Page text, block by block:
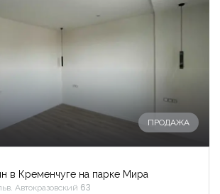
ПРОДАЖА
в Кременчуге на парке Мира
Автокразовский 63